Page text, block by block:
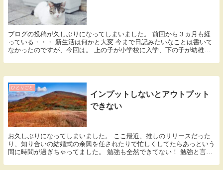
ブログの投稿が久しぶりになってしまいました。 前回から３ヵ月も経
っている・・・ 新生活は何かと大変 今まで日記みたいなことは書いて
なかったのですが、今回は。 上の子が小学校に入学、下の子が幼稚園
ひとりごと
インプットしないとアウトプット
できない
お久しぶりになってしまいました。 ここ最近、推しのリリースだった
り、知り合いの結婚式の余興を任されたりで忙しくしてたらあっという
間に時間が過ぎちゃってました。 勉強も全然できてない！ 勉強と言っ